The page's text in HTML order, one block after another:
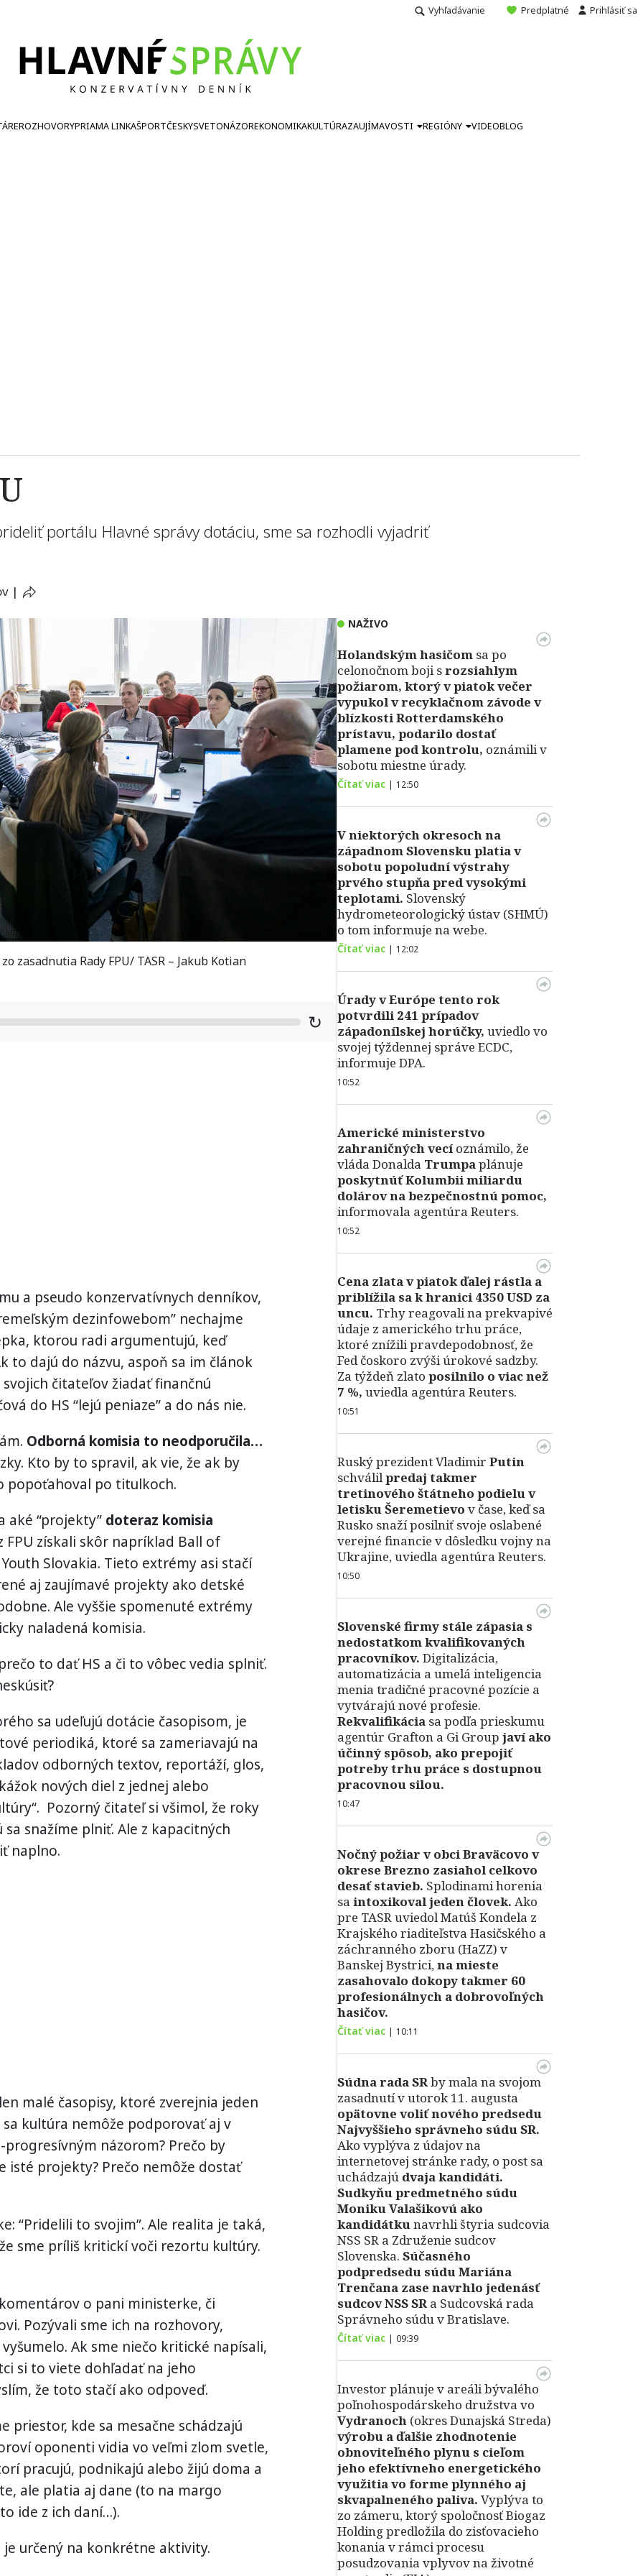
Vyhľadávanie Predplatné Prihlásiť sa
ROZHOVORYPRIAMA LINKAŠPORTČESKYSVETONÁZOREKONOMIKAKULTÚRAZAUJÍMAVOSTI REGIÓNY VIDEOBLOG
portálu Hlavné správy dotáciu, sme sa rozhodli vyjadriť
|
zasadnutia Rady FPU/ TASR – Jakub Kotian
↻
a pseudo konzervatívnych denníkov,
dezinfowebom” nechajme
ktorou radi argumentujú, keď
to dajú do názvu, aspoň sa im článok
čitateľov žiadať finančnú
do HS “lejú peniaze” a do nás nie.
Odborná komisia to neodporučila…
Kto by to spravil, ak vie, že ak by
popoťahoval po titulkoch.
aké “projekty” doteraz komisia
FPU získali skôr napríklad Ball of
Slovakia. Tieto extrémy asi stačí
aj zaujímavé projekty ako detské
Ale vyššie spomenuté extrémy
naladená komisia.
to dať HS a či to vôbec vedia splniť.
sa udeľujú dotácie časopisom, je
periodiká, ktoré sa zameriavajú na
odborných textov, reportáží, glos,
nových diel z jednej alebo
Pozorný čitateľ si všimol, že roky
snažíme plniť. Ale z kapacitných
naplno.
malé časopisy, ktoré zverejnia jeden
sa kultúra nemôže podporovať aj v
názorom? Prečo by
isté projekty? Prečo nemôže dostať
“Pridelili to svojim”. Ale realita je taká,
sme príliš kritickí voči rezortu kultúry.
o pani ministerke, či
Pozývali sme ich na rozhovory,
Ak sme niečo kritické napísali,
si to viete dohľadať na jeho
že toto stačí ako odpoveď.
priestor, kde sa mesačne schádzajú
oponenti vidia vo veľmi zlom svetle,
pracujú, podnikajú alebo žijú doma a
ale platia aj dane (to na margo
ide z ich daní…).
je určený na konkrétne aktivity.
NAŽIVO
Holandským hasičom sa po
celonočnom boji srozsiahlym
požiarom, ktorý v piatok večer
vypukol v recyklačnom závode v
blízkosti Rotterdamského
prístavu, podarilo dostať
plamene pod kontrolu, oznámili v
sobotu miestne úrady.
Čítať viac | 12:50
V niektorých okresoch na
západnom Slovensku platia v
sobotu popoludní výstrahy
prvého stupňa pred vysokými
teplotami. Slovenský
hydrometeorologický ústav (SHMÚ)
o tom informuje na webe.
Čítať viac | 12:02
Úrady v Európe tento rok
potvrdili 241 prípadov
západonílskej horúčky, uviedlo vo
svojej týždennej správe ECDC,
informuje DPA.
10:52
Americké ministerstvo
zahraničných vecí oznámilo, že
vláda Donalda Trumpaplánuje
poskytnúť Kolumbii miliardu
dolárov na bezpečnostnú pomoc,
informovala agentúra Reuters.
10:52
Cena zlata v piatok ďalej rástla a
priblížila sa k hranici 4350 USD za
uncu. Trhy reagovali na prekvapivé
údaje z amerického trhu práce,
ktoré znížili pravdepodobnosť, že
Fed čoskoro zvýši úrokové sadzby.
Za týždeň zlato posilnilo o viac než
7 %, uviedla agentúra Reuters.
10:51
Ruský prezident Vladimir Putin
schválilpredaj takmer
tretinového štátneho podielu v
letisku Šeremetievo v čase, keď sa
Rusko snaží posilniť svoje oslabené
verejné financie v dôsledku vojny na
Ukrajine, uviedla agentúra Reuters.
10:50
Slovenské firmy stále zápasia s
nedostatkom kvalifikovaných
pracovníkov. Digitalizácia,
automatizácia a umelá inteligencia
menia tradičné pracovné pozície a
vytvárajú nové profesie.
Rekvalifikácia sa podľa prieskumu
agentúr Grafton a Gi Group javí ako
účinný spôsob, ako prepojiť
potreby trhu práce s dostupnou
pracovnou silou.
10:47
Nočný požiar v obci Braväcovo v
okrese Brezno zasiahol celkovo
desať stavieb. Splodinami horenia
sa intoxikoval jeden človek. Ako
pre TASR uviedol Matúš Kondela z
Krajského riaditeľstva Hasičského a
záchranného zboru (HaZZ) v
Banskej Bystrici,na mieste
zasahovalo dokopy takmer 60
profesionálnych a dobrovoľných
hasičov.
Čítať viac | 10:11
Súdna rada SRby mala na svojom
zasadnutí v utorok 11. augusta
opätovne voliť nového predsedu
Najvyššieho správneho súdu SR.
Ako vyplýva z údajov na
internetovej stránke rady, o post sa
uchádzajú dvaja kandidáti.
Sudkyňu predmetného súdu
Moniku Valašikovú ako
kandidátkunavrhli štyria sudcovia
NSS SR a Združenie sudcov
Slovenska. Súčasného
podpredsedu súdu Mariána
Trenčana zase navrhlo jedenásť
sudcov NSS SR a Sudcovská rada
Správneho súdu v Bratislave.
Čítať viac | 09:39
Investor plánuje v areáli bývalého
poľnohospodárskeho družstva vo
Vydranoch (okres Dunajská Streda)
výrobu a ďalšie zhodnotenie
obnoviteľného plynu s cieľom
jeho efektívneho energetického
využitia vo forme plynného aj
skvapalneného paliva. Vyplýva to
zo zámeru, ktorý spoločnosť Biogaz
Holding predložila do zisťovacieho
konania v rámci procesu
posudzovania vplyvov na životné